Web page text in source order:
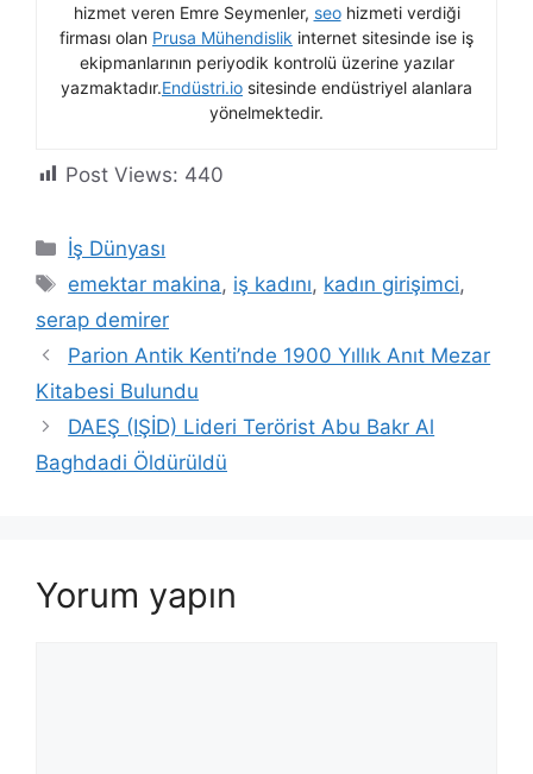
hizmet veren Emre Seymenler, seohizmeti verdiği
firması olan Prusa Mühendislik internet sitesinde ise iş
ekipmanlarının periyodik kontrolü üzerine yazılar
yazmaktadır.Endüstri.io sitesinde endüstriyel alanlara
yönelmektedir.
Post Views: 440
Kategoriler
İş Dünyası
Etiketler
emektar makina, iş kadını, kadın girişimci,
serap demirer
Parion Antik Kenti’nde 1900 Yıllık Anıt Mezar
Kitabesi Bulundu
DAEŞ (IŞİD) Lideri Terörist Abu Bakr Al
Baghdadi Öldürüldü
Yorum yapın